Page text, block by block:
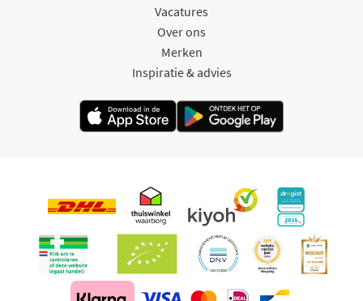
Vacatures
Over ons
Merken
Inspiratie & advies